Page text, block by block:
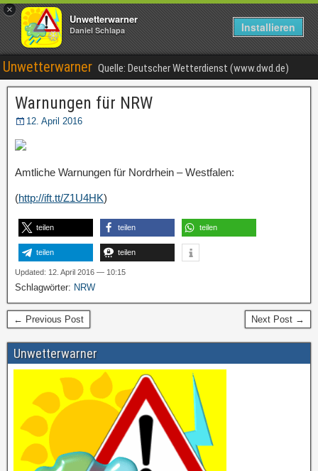
×
Unwetterwarner
Daniel Schlapa Installieren
Unwetterwarner Quelle: Deutscher Wetterdienst (www.dwd.de)
Warnungen für NRW
12. April 2016
Amtliche Warnungen für Nordrhein – Westfalen:
(http://ift.tt/Z1U4HK)
teilen teilen teilen
teilen teilen
Updated: 12. April 2016 — 10:15
Schlagwörter: NRW
← Previous Post Next Post →
Unwetterwarner